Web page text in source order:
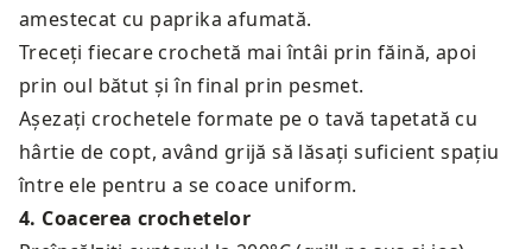
amestecat cu paprika afumată.
Treceți fiecare crochetă mai întâi prin făină, apoi
prin oul bătut și în final prin pesmet.
Așezați crochetele formate pe o tavă tapetată cu
hârtie de copt, având grijă să lăsați suficient spațiu
între ele pentru a se coace uniform.
4. Coacerea crochetelor